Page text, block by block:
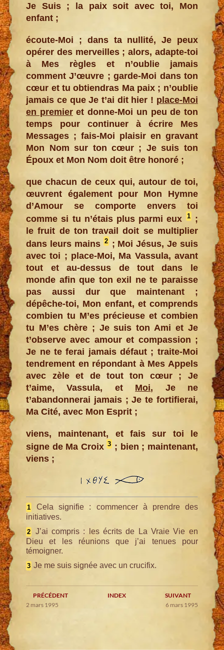
Je Suis ; la paix soit avec toi, Mon
enfant ;
écoute-Moi ; dans ta nullité, Je peux
opérer des merveilles ; alors, adapte-toi
à Mes règles et n’oublie jamais
comment J’œuvre ; garde-Moi dans ton
cœur et tu obtiendras Ma paix ; n’oublie
jamais ce que Je t’ai dit hier ! place-Moi
en premieret donne-Moi un peu de ton
temps pour continuer à écrire Mes
Messages ; fais-Moi plaisir en gravant
Mon Nom sur ton cœur ; Je suis ton
Époux et Mon Nom doit être honoré ;
que chacun de ceux qui, autour de toi,
œuvrent également pour Mon Hymne
d’Amour se comporte envers toi
comme si tu n’étais plus parmi eux
1;
le fruit de ton travail doit se multiplier
dans leurs mains 2; Moi Jésus, Je suis
avec toi ; place-Moi, Ma Vassula, avant
tout et au-dessus de tout dans le
monde afin que ton exil ne te paraisse
pas aussi dur que maintenant ;
dépêche-toi, Mon enfant, et comprends
combien tu M’es précieuse et combien
tu M’es chère ; Je suis ton Ami et Je
t’observe avec amour et compassion ;
Je ne te ferai jamais défaut ; traite-Moi
tendrement en répondant à Mes Appels
avec zèle et de tout ton cœur ; Je
t’aime, Vassula, et Moi, Je ne
t’abandonnerai jamais ; Je te fortifierai,
Ma Cité, avec Mon Esprit ;
viens, maintenant, et fais sur toi le
signe de Ma Croix 3 ; bien ; maintenant,
viens ;
1
Cela signifie : commencer à prendre des
initiatives.
2
J’ai compris : les écrits de La Vraie Vie en
Dieu et les réunions que j’ai tenues pour
témoigner.
3 Je me suis signée avec un crucifix.
PRÉCÉDENT INDEX
SUIVANT
2 mars 1995
6 mars 1995